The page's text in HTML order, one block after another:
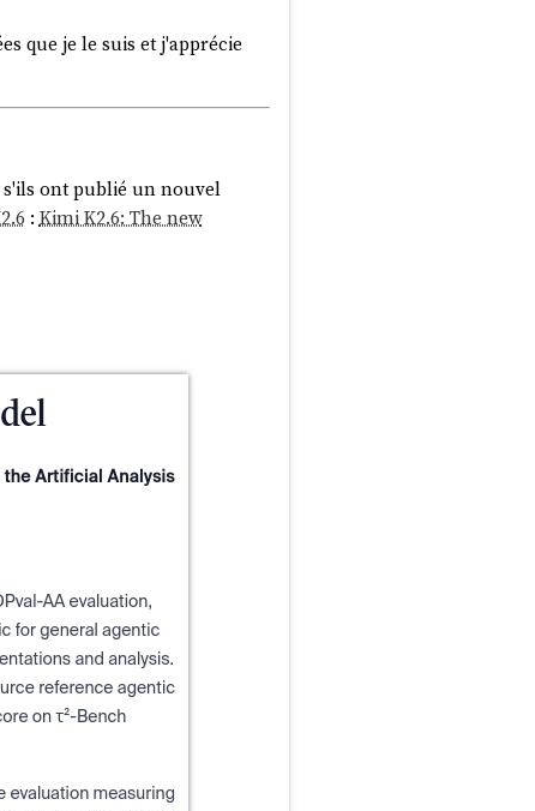
que je le suis et j'apprécie
ont publié un nouvel
: Kimi K2.6: The new